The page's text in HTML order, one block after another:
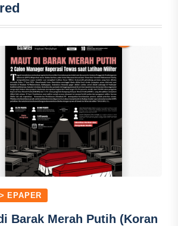
EPAPER
Barak Merah Putih (Koran